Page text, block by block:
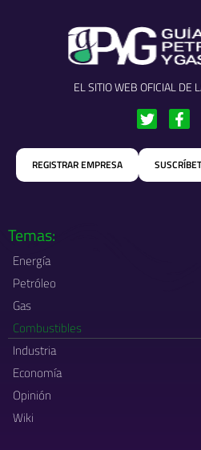
EL SITIO WEB OFICIAL DE
T
w
i
e
F
a
c
e
b
o
REGISTRAR EMPRESA
Temas:
Energía
Petróleo
Gas
Combustibles
Industria
Economía
Opinión
Wiki